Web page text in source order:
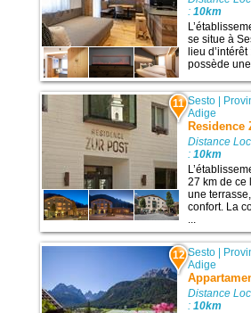
:10km
se situe à
lieu
possède
11 Sesto
Adige
Residence
Distance
:10km
27 km de ce
une
confort. La
...
12 Sesto |
Adige
Distance
:10km